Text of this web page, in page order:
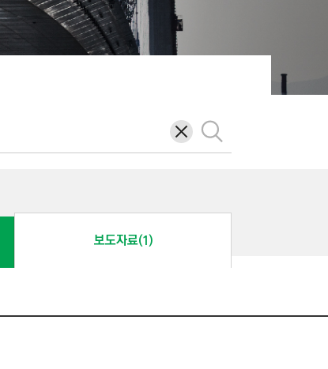
삭
제
검
색
보도자료(1)